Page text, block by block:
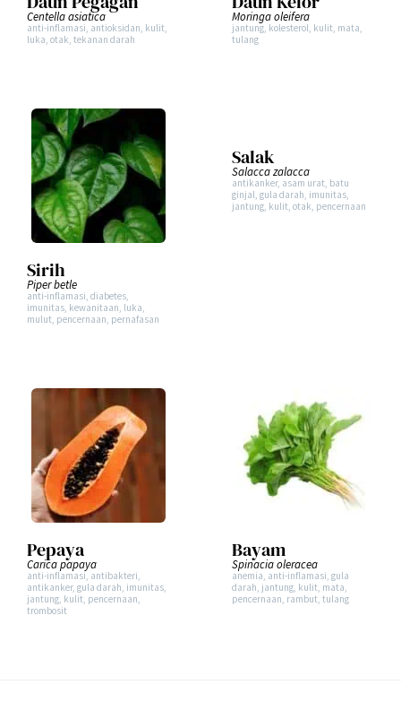
Centella asiatica
anti-inflamasi antioksidan kulit
luka otak tekanan darah
Moringa oleifera
jantung kolesterol kulit mata
tulang
Sirih
Piper betle
anti-inflamasi diabetes
imunitas kewanitaan luka
mulut pencernaan pernafasan
Salak
Salacca zalacca
antikanker, asam urat batu
ginjal gula darah imunitas
jantung kulit otak pencernaan
Pepaya
Carica papaya
anti-inflamasi, antibakteri
antikanker, gula darah imunitas
jantung kulit pencernaan
trombosit
Bayam
Spinacia oleracea
anemia anti-inflamasi gula
darah jantung kulit mata
pencernaan rambut tulang